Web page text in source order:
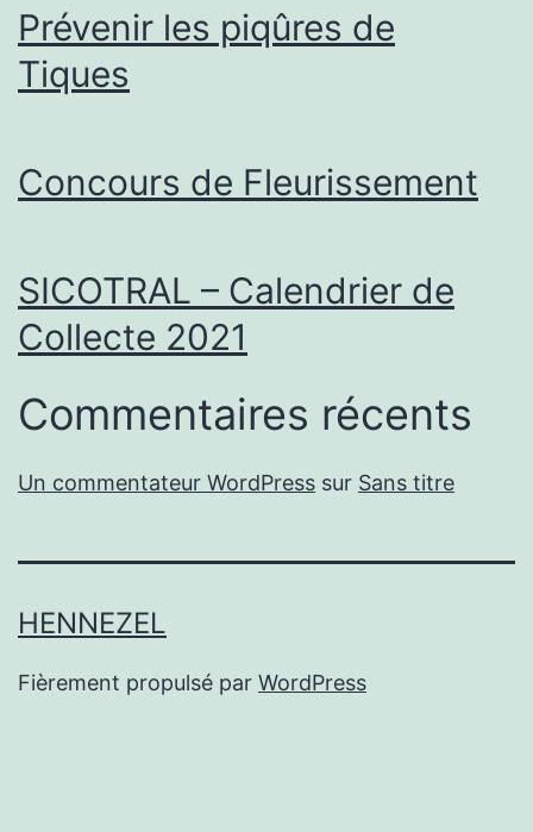
Prévenir les piqûres de
Tiques
Concours de Fleurissement
SICOTRAL – Calendrier de
Collecte 2021
Commentaires récents
Un commentateur WordPress sur Sans titre
HENNEZEL
Fièrement propulsé par WordPress